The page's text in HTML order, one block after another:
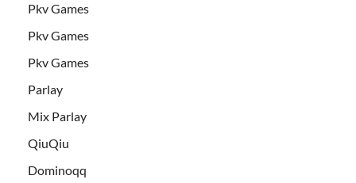
Pkv Games
Pkv Games
Pkv Games
Parlay
Mix Parlay
QiuQiu
Dominoqq